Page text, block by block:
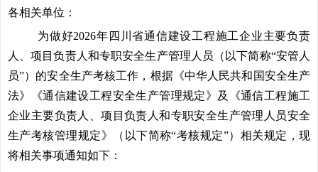
各相关单位：
为做好2026年四川省通信建设工程施工企业主要负责
人、项目负责人和专职安全生产管理人员（以下简称“安管人
员”）的安全生产考核工作，根据《中华人民共和国安全生产
法》《通信建设工程安全生产管理规定》及《通信工程施工
企业主要负责人、项目负责人和专职安全生产管理人员安全
生产考核管理规定》（以下简称“考核规定”）相关规定，现
将相关事项通知如下：